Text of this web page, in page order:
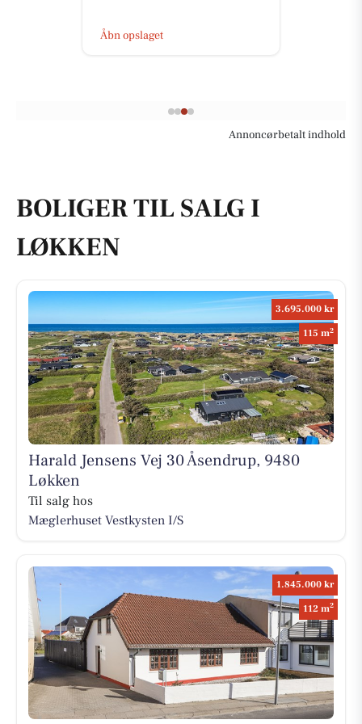
Annoncørbetalt indhold
BOLIGER TIL SALG I
LØKKEN
3.695.000 kr
115 m2
Harald Jensens Vej 30 Åsendrup, 9480
Løkken
Til salg hos
Mæglerhuset Vestkysten I/S
1.845.000 kr
112 m2